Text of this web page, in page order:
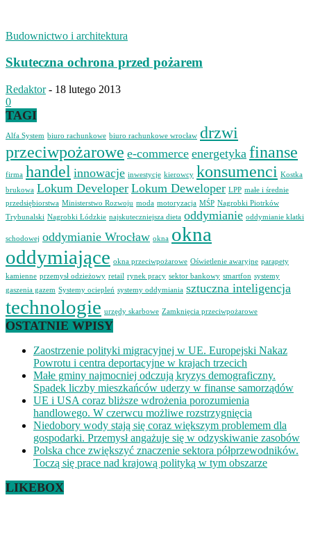
Budownictwo i architektura
Skuteczna ochrona przed pożarem
Redaktor - 18 lutego 2013
0
TAGI
Alfa System biuro rachunkowe biuro rachunkowe wrocław drzwi
przeciwpożarowe e-commerce energetyka finanse
firma handel innowacje inwestycje kierowcy konsumenci Kostka
brukowa Lokum Developer Lokum Deweloper LPP małe i średnie
przedsiębiorstwa Ministerstwo Rozwoju moda motoryzacja MŚP Nagrobki Piotrków
Trybunalski Nagrobki Łódzkie najskuteczniejsza dieta oddymianie oddymianie klatki
schodowej oddymianie Wrocław okna okna
oddymiające okna przeciwpożarowe Oświetlenie awaryjne parapety
kamienne przemysł odzieżowy retail rynek pracy sektor bankowy smartfon systemy
gaszenia gazem Systemy ociepleń systemy oddymiania sztuczna inteligencja
technologie urzędy skarbowe Zamknięcia przeciwpożarowe
OSTATNIE WPISY
Zaostrzenie polityki migracyjnej w UE. Europejski Nakaz
Powrotu i centra deportacyjne w krajach trzecich
Małe gminy najmocniej odczują kryzys demograficzny.
Spadek liczby mieszkańców uderzy w finanse samorządów
UE i USA coraz bliższe wdrożenia porozumienia
handlowego. W czerwcu możliwe rozstrzygnięcia
Niedobory wody stają się coraz większym problemem dla
gospodarki. Przemysł angażuje się w odzyskiwanie zasobów
Polska chce zwiększyć znaczenie sektora półprzewodników.
Toczą się prace nad krajową polityką w tym obszarze
LIKEBOX